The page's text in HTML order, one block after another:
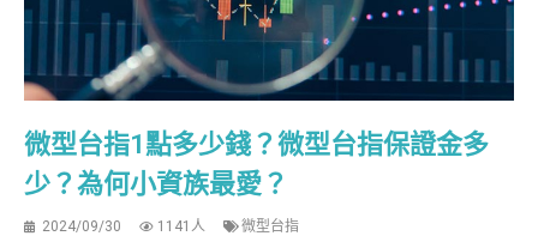
微型台指1點多少錢？微型台指保證金多
少？為何小資族最愛？
2024/09/30 1141人 微型台指